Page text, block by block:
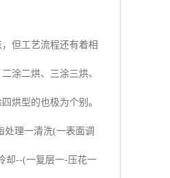
但工艺流程还有着相
涂二烘、三涂三烘、
烘型的也极为个别。
处理一清洗(一表面调
却--(一复层一-压花一